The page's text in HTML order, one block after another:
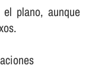
plano, aunque